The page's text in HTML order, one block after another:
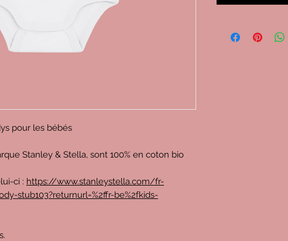
pour les bébés
Stanley & Stella, sont 100% en coton bio
ci : https://www.stanleystella.com/fr-
stub103?returnurl=%2ffr-be%2fkids-